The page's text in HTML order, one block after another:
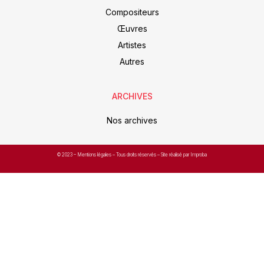
Compositeurs
Œuvres
Artistes
Autres
ARCHIVES
Nos archives
© 2023 – Mentions légales – Tous droits réservés – Site réalisé par Improba